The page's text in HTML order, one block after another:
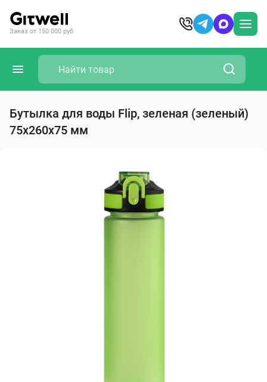
Заказ от 150 000 руб
Бутылка для воды Flip, зеленая (зеленый)
75x260x75 мм